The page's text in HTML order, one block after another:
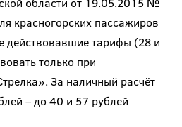
красногорских пассажиров
действовавшие тарифы (28 и
только при
За наличный расчёт
– до 40 и 57 рублей